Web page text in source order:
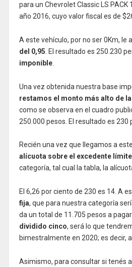
para un Chevrolet Classic LS PACK
año 2016, cuyo valor fiscal es de
A este vehículo, por no ser 0Km, le
del 0,95 . El resultado es 250.230
imponible.
Una vez obtenida nuestra base
restamos el monto más alto de
como se observa en el cuadro
250.000 pesos. El resultado es 230
Recién una vez que llegamos a
alícuota sobre el excedente
categoría, tal cual la tabla, la
El 6,26 por ciento de 230 es 14. A
fija, que para nuestra categoría
da un total de 11.705 pesos a
dividido cinco, será lo que
bimestralmente en 2020; es decir,
Asimismo, para consultar si tenés